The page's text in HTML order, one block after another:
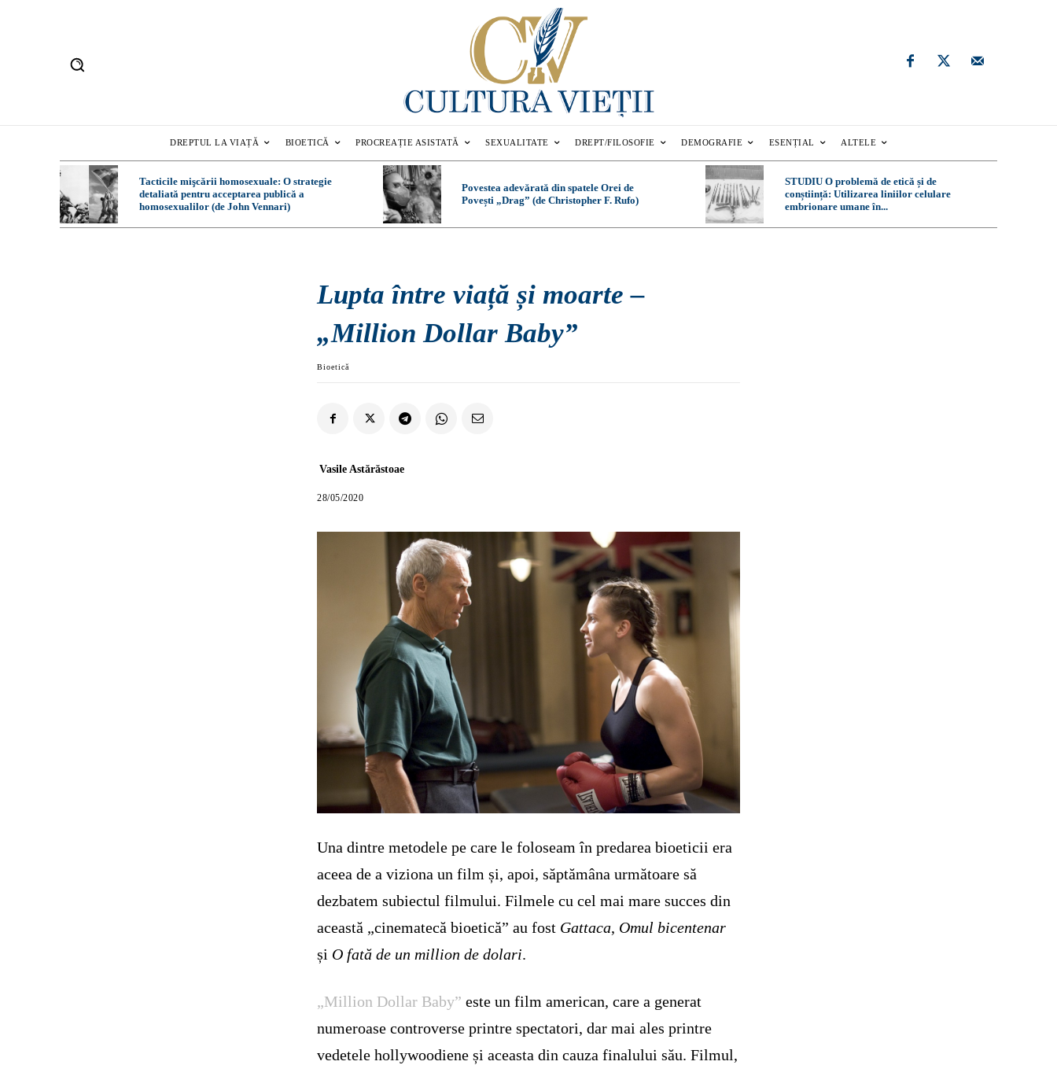
DREPTUL LA VIAȚĂ BIOETICĂ PROCREAȚIE ASISTATĂ SEXUALITATE DREPT/FILOSOFIE DEMOGRAFIE ESENȚIAL ALTELE
Tacticile mişcării homosexuale: O strategie
detaliată pentru acceptarea publică a
homosexualilor (de John Vennari)
Povestea adevărată din spatele Orei de
Povești „Drag” (de Christopher F. Rufo)
STUDIU O problemă de etică și de
conștiință: Utilizarea liniilor celulare
embrionare umane în...
Lupta între viață și moarte –
„Million Dollar Baby”
Bioetică
Vasile Astărăstoae
28/05/2020
Una dintre metodele pe care le foloseam în predarea bioeticii era
aceea de a viziona un film și, apoi, săptămâna următoare să
dezbatem subiectul filmului. Filmele cu cel mai mare succes din
această „cinematecă bioetică” au fost Gattaca, Omul bicentenar
și O fată de un million de dolari.
„Million Dollar Baby” este un film american, care a generat
numeroase controverse printre spectatori, dar mai ales printre
vedetele hollywoodiene și aceasta din cauza finalului său. Filmul,